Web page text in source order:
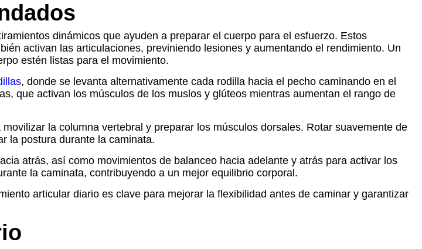
dinámicos que ayuden a preparar el cuerpo para el esfuerzo. Estos
activan las articulaciones, previniendo lesiones y aumentando el rendimiento. Un
estén listas para el movimiento.
, donde se levanta alternativamente cada rodilla hacia el pecho caminando en el
que activan los músculos de los muslos y glúteos mientras aumentan el rango de
la columna vertebral y preparar los músculos dorsales. Rotar suavemente de
la postura durante la caminata.
atrás, así como movimientos de balanceo hacia adelante y atrás para activar los
la caminata, contribuyendo a un mejor equilibrio corporal.
articular diario es clave para mejorar la flexibilidad antes de caminar y garantizar